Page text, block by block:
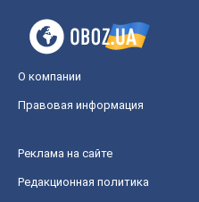
О компании
Правовая информация
Реклама на сайте
Редакционная политика